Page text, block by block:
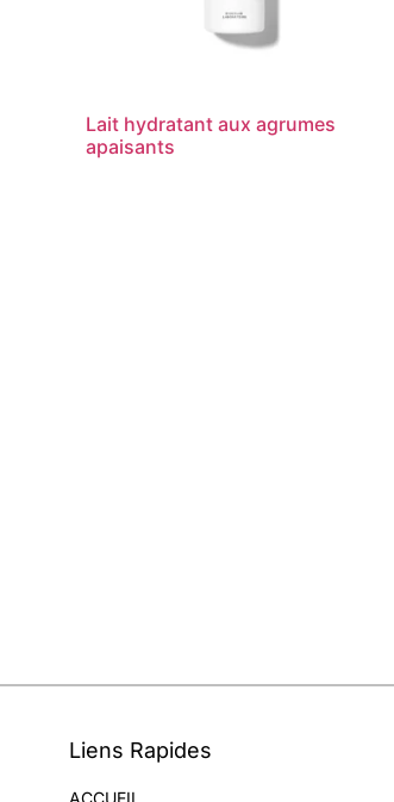
Lait hydratant aux agrumes
apaisants
Liens Rapides
ACCUEIL